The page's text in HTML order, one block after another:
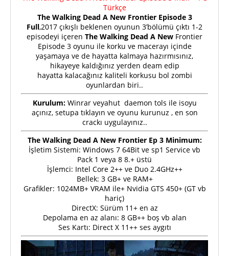
Türkçe
The Walking Dead A New Frontier Episode 3
Full,2017 çıkışlı beklenen oyunun 3’bölümü çıktı 1-2
episodeyi içeren The Walking Dead A New Frontier
Episode 3 oyunu ile korku ve macerayı içinde
yaşamaya ve de hayatta kalmaya hazırmısınız,
hikayeye kaldığınız yerden deam edip
hayatta kalacağınız kaliteli korkusu bol zombi
oyunlardan biri..
Kurulum:Winrar veyahut daemon tols ile isoyu
açınız, setupa tıklayın ve oyunu kurunuz , en son
crackı uygulayınız..
The Walking Dead A New Frontier Ep 3 Minimum:
İşletim Sistemi: Windows 7 64Bit ve sp1 Service vb
Pack 1 veya 8 8.+ üstü
İşlemci: Intel Core 2++ ve Duo 2.4GHz++
Bellek: 3 GB+ ve RAM+
Grafikler: 1024MB+ VRAM ile+ Nvidia GTS 450+ (GT vb
hariç)
DirectX: Sürüm 11+ en az
Depolama en az alanı: 8 GB++ boş vb alan
Ses Kartı: Direct X 11++ ses aygıtı